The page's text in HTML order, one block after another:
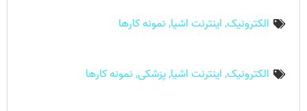
الکترونیک,اینترنت اشیا,نمونه کارها
الکترونیک,اینترنت اشیا,پزشکی,نمونه کارها